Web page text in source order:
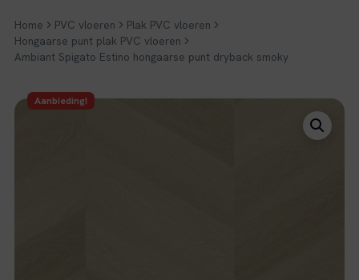
Home PVC vloeren
Plak PVC vloeren
Hongaarse punt plak PVC vloeren
Ambiant Spigato Estino hongaarse punt dryback smoky
Aanbieding!